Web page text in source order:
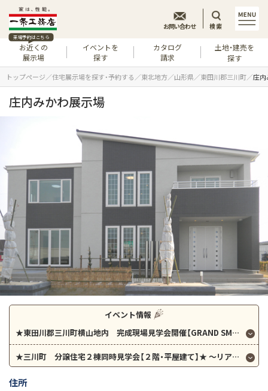
来場予約はこちら
お近くの
展示場
イベントを
探す
カタログ
請求
土地・建売を
探す
お問い合わせ 検索
トップページ 住宅展示場を探す・予約する 東北地方 山形県 東田川郡三川町 庄内
庄内みかわ展示場
住所
イベント情報
★東田川郡三川町横山地内 完成現場見学会開催【GRAND SMART】★
★三川町 分譲住宅２棟同時見学会【２階・平屋建て】★～リアルサイズのお家を見学しましょう！～